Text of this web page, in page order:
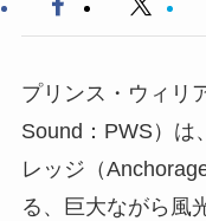
プリンス・ウィリ
Sound：PWS）は
レッジ（
る、巨大ながら風